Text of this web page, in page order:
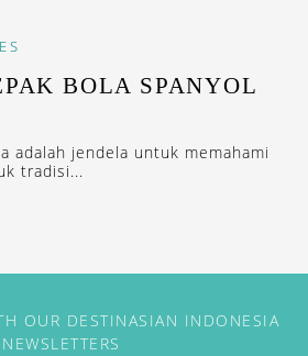
BOLA SPANYOL
adalah jendela untuk memahami
tradisi...
OUR DESTINASIAN INDONESIA
NEWSLETTERS